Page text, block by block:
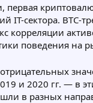
IT-сектора. BTC-
корреляции
поведения на
и 2020 гг. — в
в разных